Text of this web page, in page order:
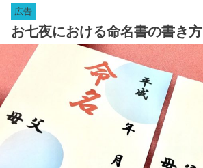
広告
お七夜における命名書の書き方